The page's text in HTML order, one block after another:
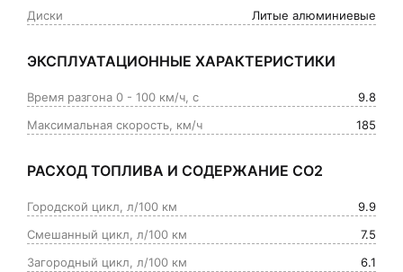
Диски
Литые алюминиевые
ЭКСПЛУАТАЦИОННЫЕ ХАРАКТЕРИСТИКИ
Время разгона 0 - 100 км/ч, с
9.8
Максимальная скорость, км/ч
185
РАСХОД ТОПЛИВА И СОДЕРЖАНИЕ СО2
Городской цикл, л/100 км
9.9
Смешанный цикл, л/100 км
7.5
Загородный цикл, л/100 км
6.1